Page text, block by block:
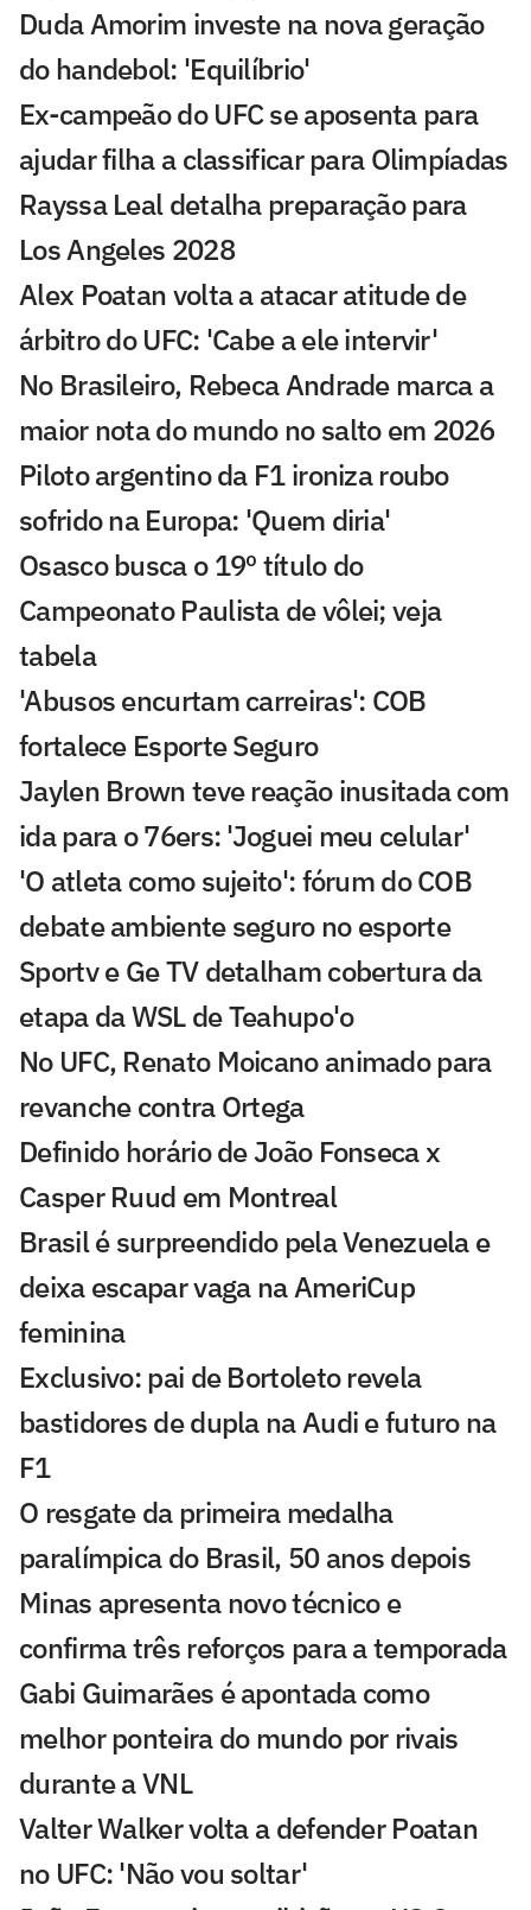
Duda Amorim investe na nova geração
do handebol: 'Equilíbrio'
Ex-campeão do UFC se aposenta para
ajudar filha a classificar para Olimpíadas
Rayssa Leal detalha preparação para
Los Angeles 2028
Alex Poatan volta a atacar atitude de
árbitro do UFC: 'Cabe a ele intervir'
No Brasileiro, Rebeca Andrade marca a
maior nota do mundo no salto em 2026
Piloto argentino da F1 ironiza roubo
sofrido na Europa: 'Quem diria'
Osasco busca o 19º título do
Campeonato Paulista de vôlei; veja
tabela
'Abusos encurtam carreiras': COB
fortalece Esporte Seguro
Jaylen Brown teve reação inusitada com
ida para o 76ers: 'Joguei meu celular'
'O atleta como sujeito': fórum do COB
debate ambiente seguro no esporte
Sportv e Ge TV detalham cobertura da
etapa da WSL de Teahupo'o
No UFC, Renato Moicano animado para
revanche contra Ortega
Definido horário de João Fonseca x
Casper Ruud em Montreal
Brasil é surpreendido pela Venezuela e
deixa escapar vaga na AmeriCup
feminina
Exclusivo: pai de Bortoleto revela
bastidores de dupla na Audi e futuro na
F1
O resgate da primeira medalha
paralímpica do Brasil, 50 anos depois
Minas apresenta novo técnico e
confirma três reforços para a temporada
Gabi Guimarães é apontada como
melhor ponteira do mundo por rivais
durante a VNL
Valter Walker volta a defender Poatan
no UFC: 'Não vou soltar'